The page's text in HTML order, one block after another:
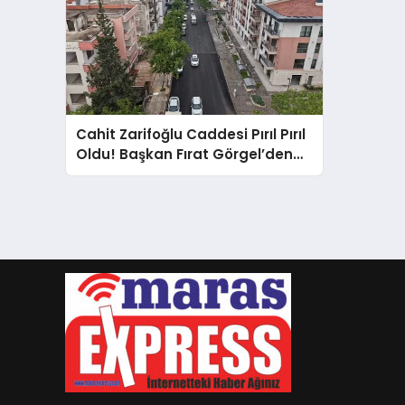
Cahit Zarifoğlu Caddesi Pırıl Pırıl
Oldu! Başkan Fırat Görgel’den
Esnafa 8 Milyonluk Asfalt Jesti